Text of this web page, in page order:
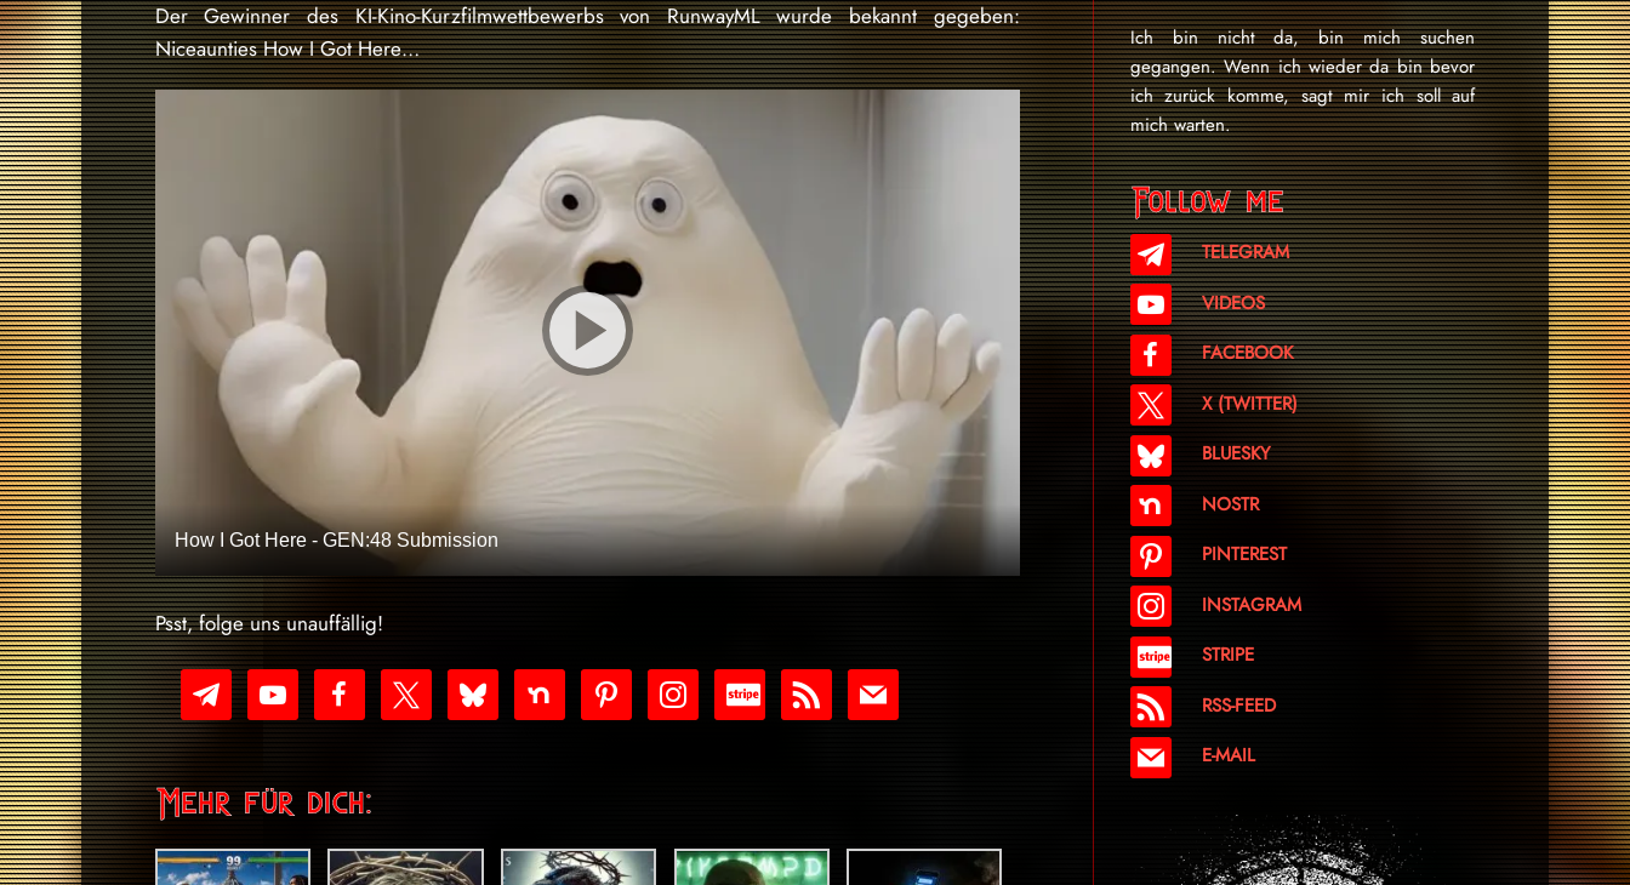
Der Gewinner des KI-Kino-Kurzfilmwettbewerbs von RunwayML wurde bekannt gegeben:
Niceaunties How I Got Here…
How I Got Here - GEN:48 Submission
Psst, folge uns unauffällig!
telegramyoutube-
play
facebook bluesky nextdoor pinterest instagramcc-
stripe
rss mail
Mehr für dich:
Ich bin nicht da, bin mich suchen
gegangen. Wenn ich wieder da bin bevor
ich zurück komme, sagt mir ich soll auf
mich warten.
Follow me
TELEGRAM
VIDEOS
FACEBOOK
X (TWITTER)
BLUESKY
NOSTR
PINTEREST
INSTAGRAM
STRIPE
RSS-FEED
E-MAIL